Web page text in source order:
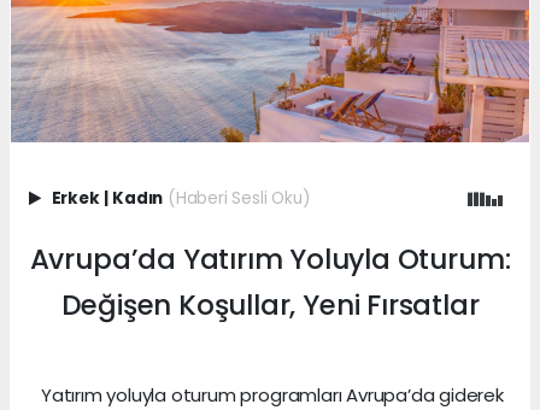
Erkek | Kadın (Haberi Sesli Oku)
Avrupa’da Yatırım Yoluyla Oturum:
Değişen Koşullar, Yeni Fırsatlar
Yatırım yoluyla oturum programları Avrupa’da giderek